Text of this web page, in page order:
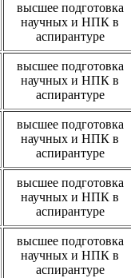
высшее подготовка
научных и НПК в
аспирантуре
высшее подготовка
научных и НПК в
аспирантуре
высшее подготовка
научных и НПК в
аспирантуре
высшее подготовка
научных и НПК в
аспирантуре
высшее подготовка
научных и НПК в
аспирантуре